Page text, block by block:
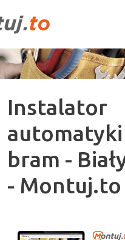
Instalator
bram -
- Montuj.to